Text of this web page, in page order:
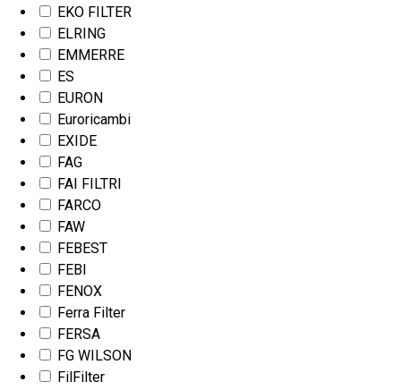
EKO FILTER
ELRING
EMMERRE
ES
EURON
Euroricambi
EXIDE
FAG
FAI FILTRI
FARCO
FAW
FEBEST
FEBI
FENOX
Ferra Filter
FERSA
FG WILSON
FilFilter